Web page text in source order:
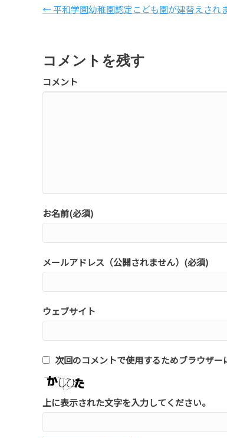
← 平和学園幼稚園認定こども園が建替えされ
コメントを残す
コメント
お名前(必須)
メールアドレス（公開されません）(必須)
ウェブサイト
次回のコメントで使用するためブラウザ
上に表示された文字を入力してください。